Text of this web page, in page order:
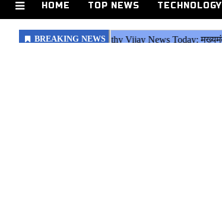
HOME TOP NEWS TECHNOLOGY